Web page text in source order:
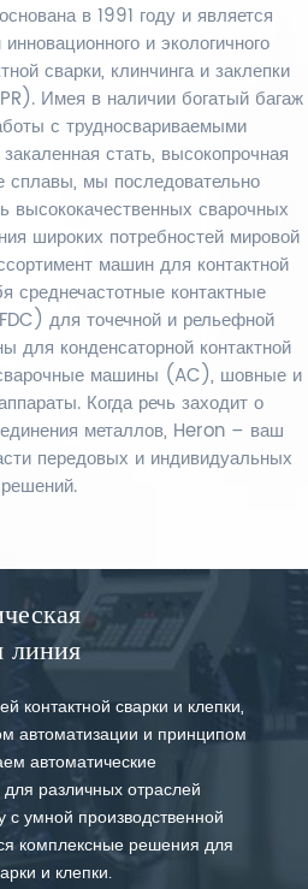
в 1991 году и является
и экологичного
сварки, клинчинга и заклепки
Имея в наличии богатый багаж
с трудносвариваемыми
стать, высокопрочная
мы последовательно
сварочных
широких потребностей мировой
машин для контактной
среднечастотные контактные
для точечной и рельефной
для конденсаторной контактной
машины (AC), шовные и
Когда речь заходит о
металлов, Heron – ваш
передовых и индивидуальных
решений.
линия
контактной сварки и клепки,
автоматизации и принципом
автоматические
различных отраслей
умной производственной
комплексные решения для
и клепки.